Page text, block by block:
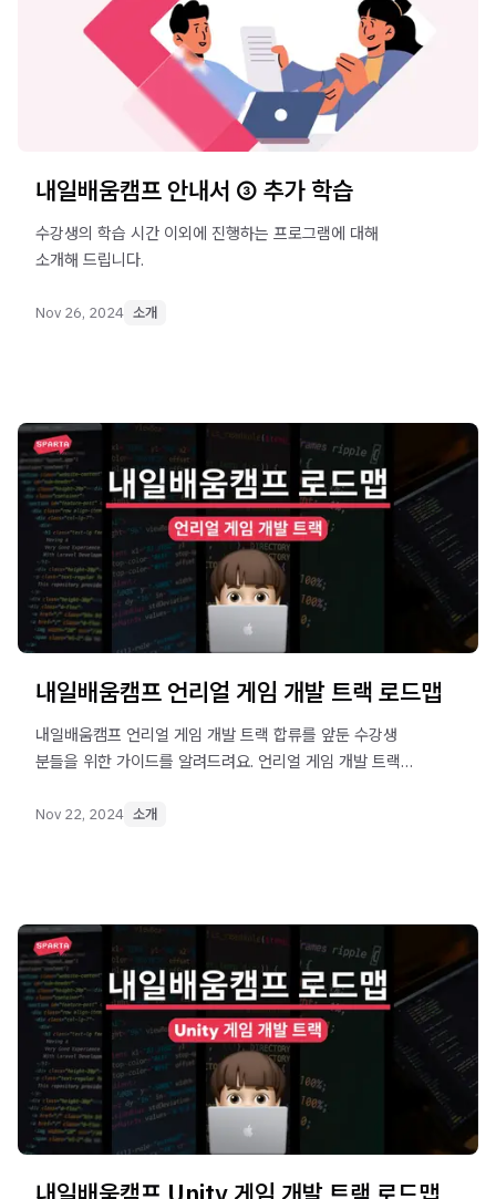
내일배움캠프 안내서 ③ 추가 학습
수강생의 학습 시간 이외에 진행하는 프로그램에 대해
소개해 드립니다.
Nov 26, 2024 소개
내일배움캠프 언리얼 게임 개발 트랙 로드맵
내일배움캠프 언리얼 게임 개발 트랙 합류를 앞둔 수강생
분들을 위한 가이드를 알려드려요. 언리얼 게임 개발 트랙
답하는 개발 입문 시 꿀팁까지 꼭 필요한 정보만
Nov 22, 2024 소개